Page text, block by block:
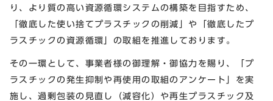
り、より質の高い資源循環システムの構築を目指すため、
「徹底した使い捨てプラスチックの削減」や「徹底したプ
ラスチックの資源循環」の取組を推進しております。
その一環として、事業者様の御理解・御協力を賜り、「プ
ラスチックの発生抑制や再使用の取組のアンケート」を実
施し、過剰包装の見直し（減容化）や再生プラスチック及